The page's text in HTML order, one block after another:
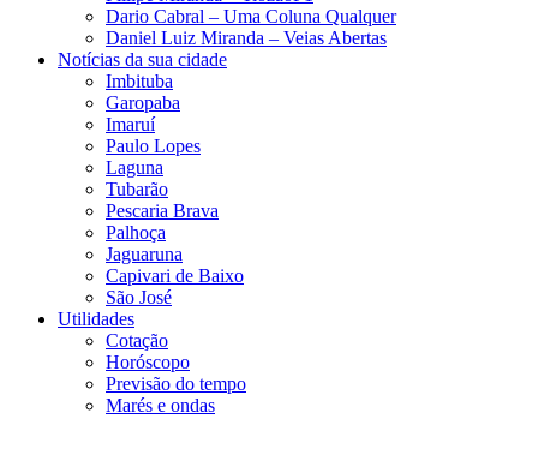
Dario Cabral – Uma Coluna Qualquer
Daniel Luiz Miranda – Veias Abertas
Notícias da sua cidade
Imbituba
Garopaba
Imaruí
Paulo Lopes
Laguna
Tubarão
Pescaria Brava
Palhoça
Jaguaruna
Capivari de Baixo
São José
Utilidades
Cotação
Horóscopo
Previsão do tempo
Marés e ondas